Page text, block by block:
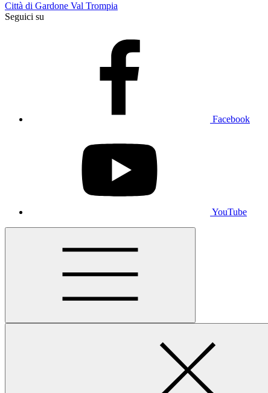
Città di Gardone Val Trompia
Seguici su
Facebook
YouTube